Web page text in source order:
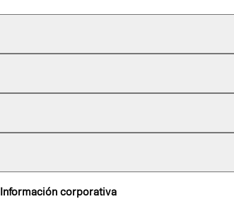
Información corporativa